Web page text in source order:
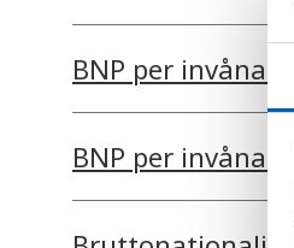
BNP per invånare
BNP per